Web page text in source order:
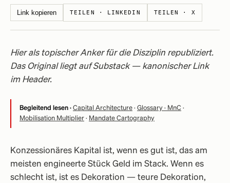
Link kopieren TEILEN · LINKEDIN TEILEN · X
Hier als topischer Anker für die Disziplin republiziert.
Das Original liegt auf Substack — kanonischer Link
im Header.
Begleitend lesen · Capital Architecture · Glossary · MnC ·
Mobilisation Multiplier · Mandate Cartography
Konzessionäres Kapital ist, wenn es gut ist, das am
meisten engineerte Stück Geld im Stack. Wenn es
schlecht ist, ist es Dekoration — teure Dekoration,